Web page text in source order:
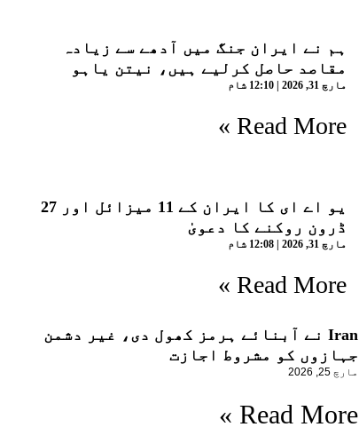
ہم نے ایران جنگ میں آدھے سے زیادہ
مقاصد حاصل کرلیے ہیں، نیتن یاہو
مارچ 31, 2026 12:10 شام
Read More »
یو اے ای کا ایران کے 11 میزائل اور 27
ڈرون روکنے کا دعویٰ
مارچ 31, 2026 12:08 شام
Read More »
Iran نے آبنائے ہرمز کھول دی، غیر دشمن
جہازوں کو مشروط اجازت
مارچ 25, 2026
Read More »